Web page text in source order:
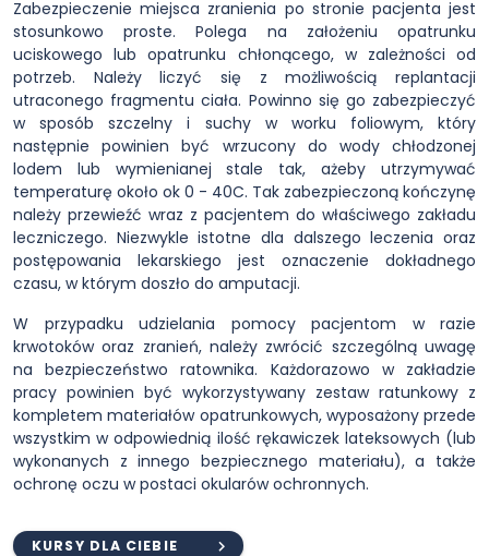
Zabezpieczenie miejsca zranienia po stronie pacjenta jest
stosunkowo proste. Polega na założeniu opatrunku
uciskowego lub opatrunku chłonącego, w zależności od
potrzeb. Należy liczyć się z możliwością replantacji
utraconego fragmentu ciała. Powinno się go zabezpieczyć
w sposób szczelny i suchy w worku foliowym, który
następnie powinien być wrzucony do wody chłodzonej
lodem lub wymienianej stale tak, ażeby utrzymywać
temperaturę około ok 0 - 40C. Tak zabezpieczoną kończynę
należy przewieźć wraz z pacjentem do właściwego zakładu
leczniczego. Niezwykle istotne dla dalszego leczenia oraz
postępowania lekarskiego jest oznaczenie dokładnego
czasu, w którym doszło do amputacji.
W przypadku udzielania pomocy pacjentom w razie
krwotoków oraz zranień, należy zwrócić szczególną uwagę
na bezpieczeństwo ratownika. Każdorazowo w zakładzie
pracy powinien być wykorzystywany zestaw ratunkowy z
kompletem materiałów opatrunkowych, wyposażony przede
wszystkim w odpowiednią ilość rękawiczek lateksowych (lub
wykonanych z innego bezpiecznego materiału), a także
ochronę oczu w postaci okularów ochronnych.
KURSY DLA CIEBIE